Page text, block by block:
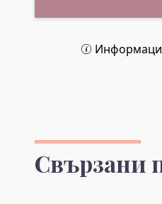
Свързани